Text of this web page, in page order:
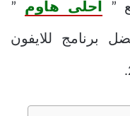
” احلى هاوم ”
برنامج للايفون